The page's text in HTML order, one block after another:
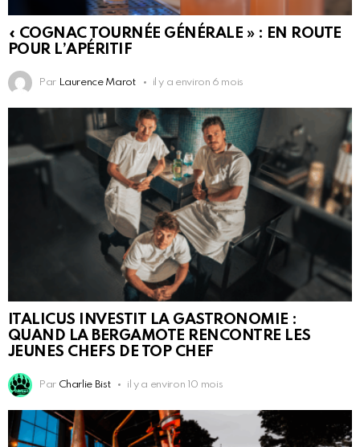
« COGNAC TOURNÉE GÉNÉRALE » : EN ROUTE
POUR L’APÉRITIF
Par Laurence Marot il y a environ 6 mois
ITALICUS INVESTIT LA GASTRONOMIE :
QUAND LA BERGAMOTE RENCONTRE LES
JEUNES CHEFS DE TOP CHEF
Par Charlie Bist il y a environ 10 mois